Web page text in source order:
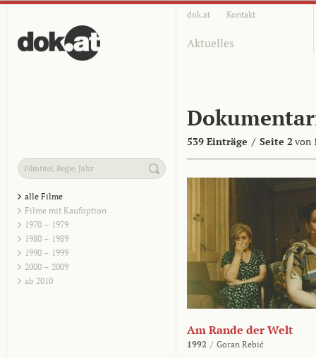
dok.at Kontakt
Aktuelles
539 Einträge / Seite 2 von
alle Filme
Filme mit Kaufoption
1970 – 1979
1980 – 1989
1990 – 1999
2000 – 2009
ab 2010
Am Rande der Welt
1992 / Goran Rebić